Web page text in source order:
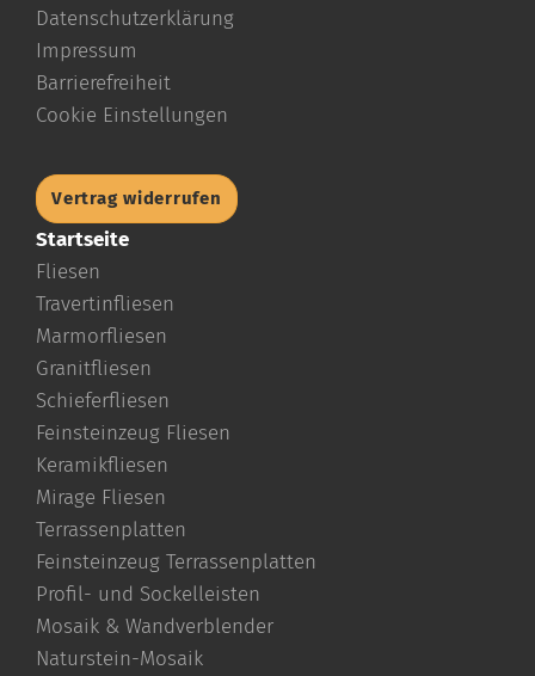
Datenschutzerklärung
Impressum
Barrierefreiheit
Cookie Einstellungen
Vertrag widerrufen
Startseite
Fliesen
Travertinfliesen
Marmorfliesen
Granitfliesen
Schieferfliesen
Feinsteinzeug Fliesen
Keramikfliesen
Mirage Fliesen
Terrassenplatten
Feinsteinzeug Terrassenplatten
Profil- und Sockelleisten
Mosaik & Wandverblender
Naturstein-Mosaik